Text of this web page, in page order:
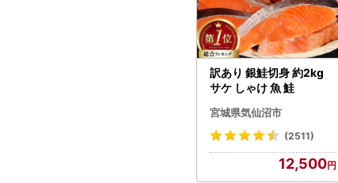
訳あり 銀鮭切身 約2kg
サケ しゃけ 魚 鮭
宮城県気仙沼市
(2511)
12,500